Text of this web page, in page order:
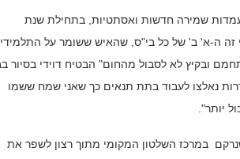
שמירה חדשות ואסתטיות, בתחילת שנת
זה ה-א' ב' של כל בי"ס, שהאיש ששומר על
ובקיץ לא לסבול מהחום" הבטיח דוידי בסיור
נאלצו לעבוד בתת תנאים כך שאני שמח ששמו
יותר".
במרכז השלטון המקומי מתוך רצון לשפר את